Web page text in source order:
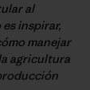
al
inspirar,
manejar
agricultura